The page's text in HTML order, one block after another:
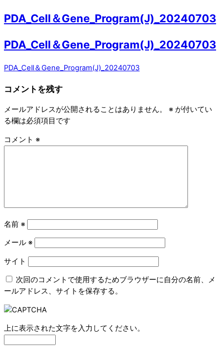
PDA_Cell＆Gene_Program(J)_20240703
PDA_Cell＆Gene_Program(J)_20240703
PDA_Cell＆Gene_Program(J)_20240703
コメントを残す
メールアドレスが公開されることはありません。 ※ が付いてい
る欄は必須項目です
コメント ※
名前 ※
メール ※
サイト
次回のコメントで使用するためブラウザーに自分の名前、メ
ールアドレス、サイトを保存する。
上に表示された文字を入力してください。